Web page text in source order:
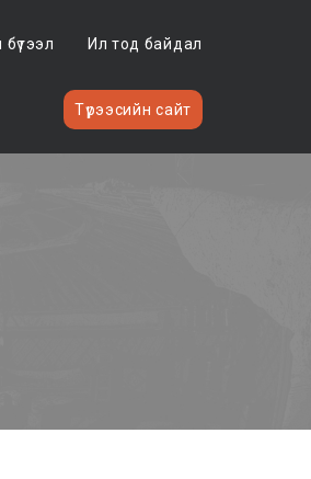
Ил тод байдал
Түрээсийн сайт